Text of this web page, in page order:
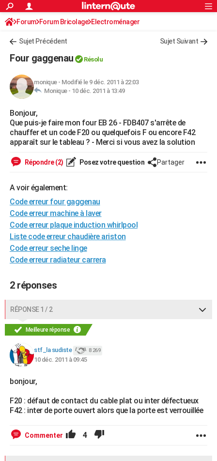
ACTUALITÉS
Politique
Société
Faits Divers
Education
Monde
Villes
+
Retraite
Impôts
Epargne
Immobilier
Risques naturels par ville
Banque
Assurance
Crédit
AUTO
HIGH-TECH
Mobiles
Meilleur smartphone
Internet
Ordinateurs
Jeux vidéo
Guide high-tech
+BRICOLAGE
Forum
Aménagement intérieur
Extérieur
Cuisine
Salle de bains
Jardinage
Rangement
Guides de France
Escapades
Patrimoine
Expositions
Musées
Week-end nature
Art de vivre
Bien-être
Loisirs
Mode
Modes de vie
SANTE
Alimentation
Guide de la santé
Maladies
Médicaments
Sommeil
VOYAGE
Destinations
City break
Voyage nature
Voyage de noces
Forum
Climat
+PHOTO
GUIDES D'ACHAT
CARTE DE VOEUX
Carte de Noël
Carte Bonne année
Carte Saint-Valentin
Carte Pâques
Carte d'anniversaire
DICTIONNAIRE
Dictionnaire
Biographies
Citations
Expressions
Proverbes
PROGRAMME TV
COPAINS D'AVANT
S'inscrire
Se connecter
Lycées
Collèges
Primaires
Universités
Entreprises
Service militaire
Avis de recherche
AVIS DE DÉCÈS
FORUM
Bricolage
Lifestyle
Culture
Sport
Auto
Television
Voyage
Cinema
S'inscrire
Connexion
Forum Forum Bricolage Electroménager
Sujet Précédent Sujet Suivant
Four gaggenau Résolu
monique- Modifié le 9 déc. 2011 à 22:03
Monique - 10 déc. 2011 à 13:49
Bonjour,
Que puis-je faire mon four EB 26 - FDB407 s'arrête de
chauffer et un code F20 ou quelquefois F ou encore F42
apparaît sur le tableau ? - Merci si vous avez la solution
Répondre (2) Posez votre question Partager
A voir également:
Code erreur four gaggenau
Code erreur machine à laver
Code erreur plaque induction whirlpool
Liste code erreur chaudière ariston
Code erreur seche linge
Code erreur radiateur carrera
2 réponses
RÉPONSE 1 / 2
Meilleure réponse
stf_la sudiste 8 269
10 déc. 2011 à 09:45
bonjour,
F20 : défaut de contact du cable plat ou inter défectueux
F42 : inter de porte ouvert alors que la porte est verrouillée
Commenter 4